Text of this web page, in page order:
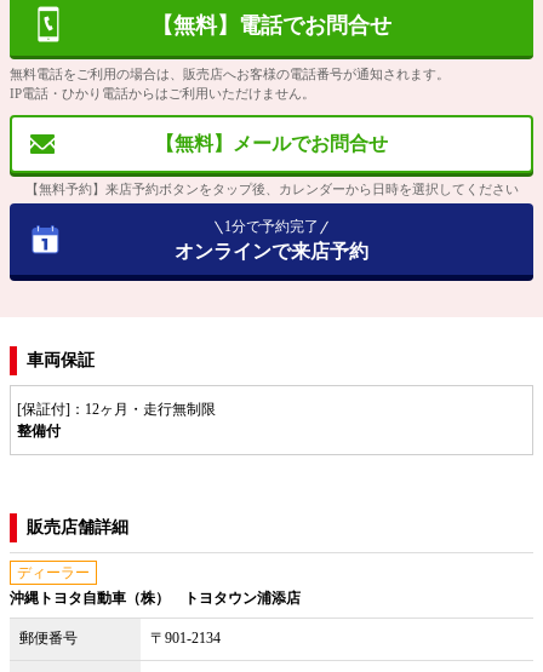
【無料】電話でお問合せ
無料電話をご利用の場合は、販売店へお客様の電話番号が通知されます。
IP電話・ひかり電話からはご利用いただけません。
【無料】メールでお問合せ
【無料予約】来店予約ボタンをタップ後、カレンダーから日時を選択してください
1分で予約完了
オンラインで来店予約
車両保証
[保証付]：12ヶ月・走行無制限
整備付
販売店舗詳細
ディーラー
沖縄トヨタ自動車（株） トヨタウン浦添店
郵便番号 〒901-2134